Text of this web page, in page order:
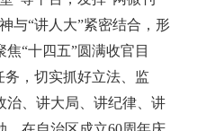
与“讲人大”紧密结合，形
“十四五”圆满收官目
务，切实抓好立法、监
治、讲大局、讲纪律、讲